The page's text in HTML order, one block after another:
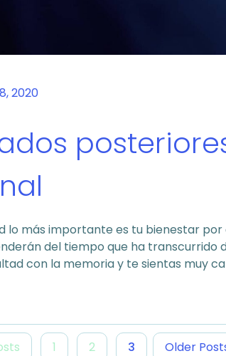
lo más importante es tu bienestar
del tiempo que ha transcurrido
con la memoria y te sientas muy
2020
1 2 3 Older